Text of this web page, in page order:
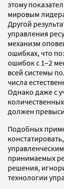
этому
мировым
Другой
управления
механизм
ошибках, что
ошибок с 1–2
всей системы
числа
Однако даже с
должен
Подобных
принимаемых
решения,
технологии